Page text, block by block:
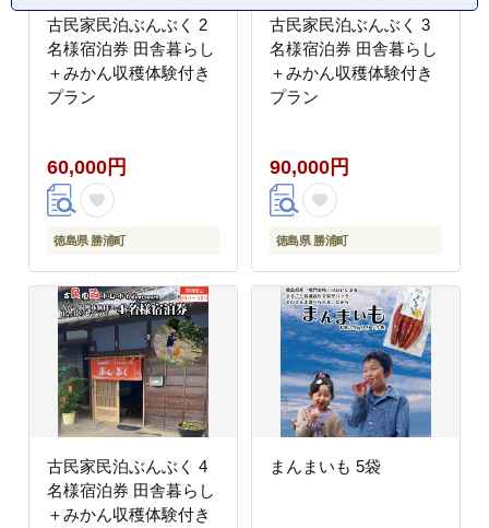
古民家民泊ぶんぶく 2
名様宿泊券 田舎暮らし
＋みかん収穫体験付き
プラン
60,000円
徳島県 勝浦町
古民家民泊ぶんぶく 3
名様宿泊券 田舎暮らし
＋みかん収穫体験付き
プラン
90,000円
徳島県 勝浦町
古民家民泊ぶんぶく 4
名様宿泊券 田舎暮らし
＋みかん収穫体験付き
まんまいも 5袋